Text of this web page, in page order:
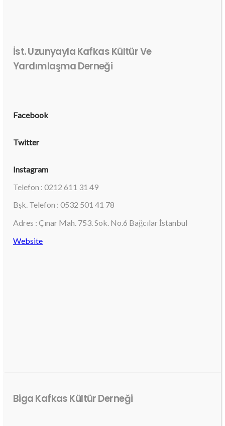
İst. Uzunyayla Kafkas Kültür Ve
Yardımlaşma Derneği
Facebook
Twitter
Instagram
Telefon : 0212 611 31 49
Bşk. Telefon : 0532 501 41 78
Adres : Çınar Mah. 753. Sok. No.6 Bağcılar İstanbul
Website
Biga Kafkas Kültür Derneği